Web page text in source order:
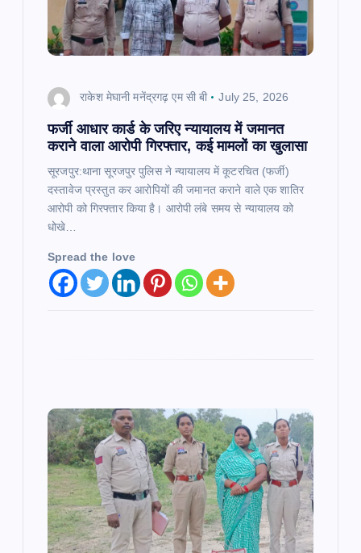
राकेश मेघानी मनेंद्रगढ़ एम सी बी July 25, 2026
फर्जी आधार कार्ड के जरिए न्यायालय में जमानत
कराने वाला आरोपी गिरफ्तार, कई मामलों का खुलासा
सूरजपुर:थाना सूरजपुर पुलिस ने न्यायालय में कूटरचित (फर्जी)
दस्तावेज प्रस्तुत कर आरोपियों की जमानत कराने वाले एक शातिर
आरोपी को गिरफ्तार किया है। आरोपी लंबे समय से न्यायालय को
धोखे…
Spread the love